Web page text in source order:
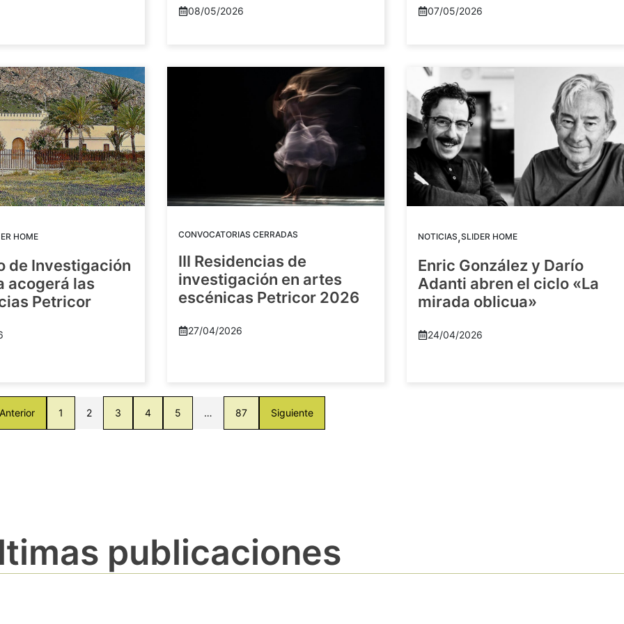
08/05/2026
07/05/2026
HOME
de Investigación
acogerá las
Petricor
CONVOCATORIAS CERRADAS
III Residencias de
investigación en artes
escénicas Petricor 2026
27/04/2026
NOTICIAS,SLIDER HOME
Enric González y Darío
Adanti abren el ciclo «La
mirada oblicua»
24/04/2026
1 2 3 4 5 … 87 Siguiente
publicaciones